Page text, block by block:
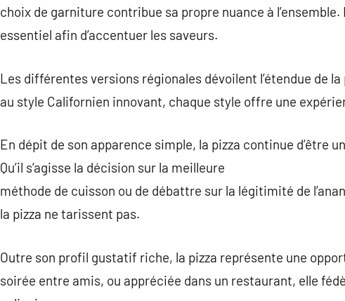
choix de garniture contribue sa propre nuance à
essentiel afin d’accentuer les saveurs.
Les différentes versions régionales dévoilent l’étendue de
au style Californien innovant, chaque style offre une
En dépit de son apparence simple, la pizza continue d’être
Qu’il s’agisse la décision sur la meilleure
méthode de cuisson ou de débattre sur la légitimité de
la pizza ne tarissent pas.
Outre son profil gustatif riche, la pizza représente une
soirée entre amis, ou appréciée dans un restaurant, elle